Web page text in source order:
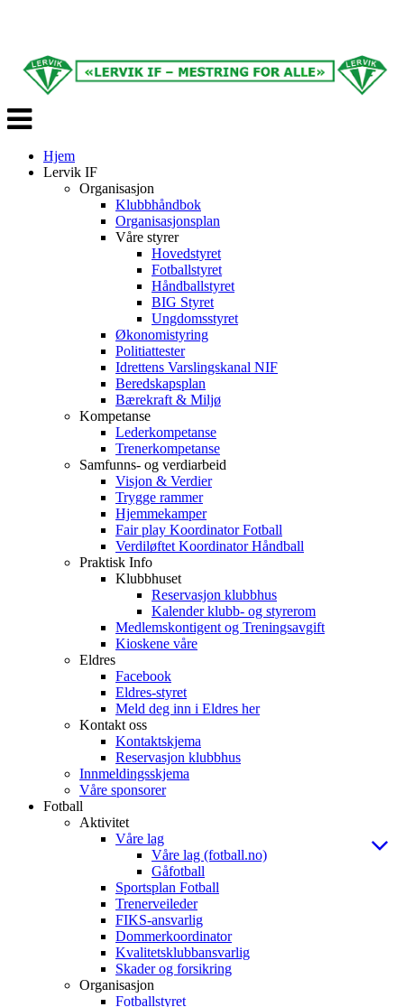
Veksle
navigasjon
Hjem
Lervik IF
Organisasjon
Klubbhåndbok
Organisasjonsplan
Våre styrer
Hovedstyret
Fotballstyret
Håndballstyret
BIG Styret
Ungdomsstyret
Økonomistyring
Politiattester
Idrettens Varslingskanal NIF
Beredskapsplan
Bærekraft & Miljø
Kompetanse
Lederkompetanse
Trenerkompetanse
Samfunns- og verdiarbeid
Visjon & Verdier
Trygge rammer
Hjemmekamper
Fair play Koordinator Fotball
Verdiløftet Koordinator Håndball
Praktisk Info
Klubbhuset
Reservasjon klubbhus
Kalender klubb- og styrerom
Medlemskontigent og Treningsavgift
Kioskene våre
Eldres
Facebook
Eldres-styret
Meld deg inn i Eldres her
Kontakt oss
Kontaktskjema
Reservasjon klubbhus
Innmeldingsskjema
Våre sponsorer
Fotball
Aktivitet
Våre lag
Våre lag (fotball.no)
Gåfotball
Sportsplan Fotball
Trenerveileder
FIKS-ansvarlig
Dommerkoordinator
Kvalitetsklubbansvarlig
Skader og forsikring
Organisasjon
Fotballstyret